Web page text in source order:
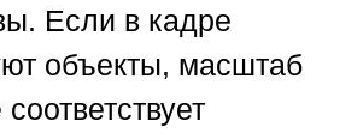
Если в кадре
объекты, масштаб